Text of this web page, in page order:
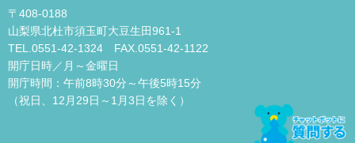
〒408-0188
山梨県北杜市須玉町大豆生田961-1
TEL.0551-42-1324 FAX.0551-42-1122
開庁日時／月～金曜日
開庁時間：午前8時30分～午後5時15分
（祝日、12月29日～1月3日を除く）